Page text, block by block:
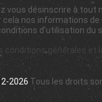
vous désinscrire à tout
cela nos informations
d'utilisation du
conditions générales et
2026 Tous les droits